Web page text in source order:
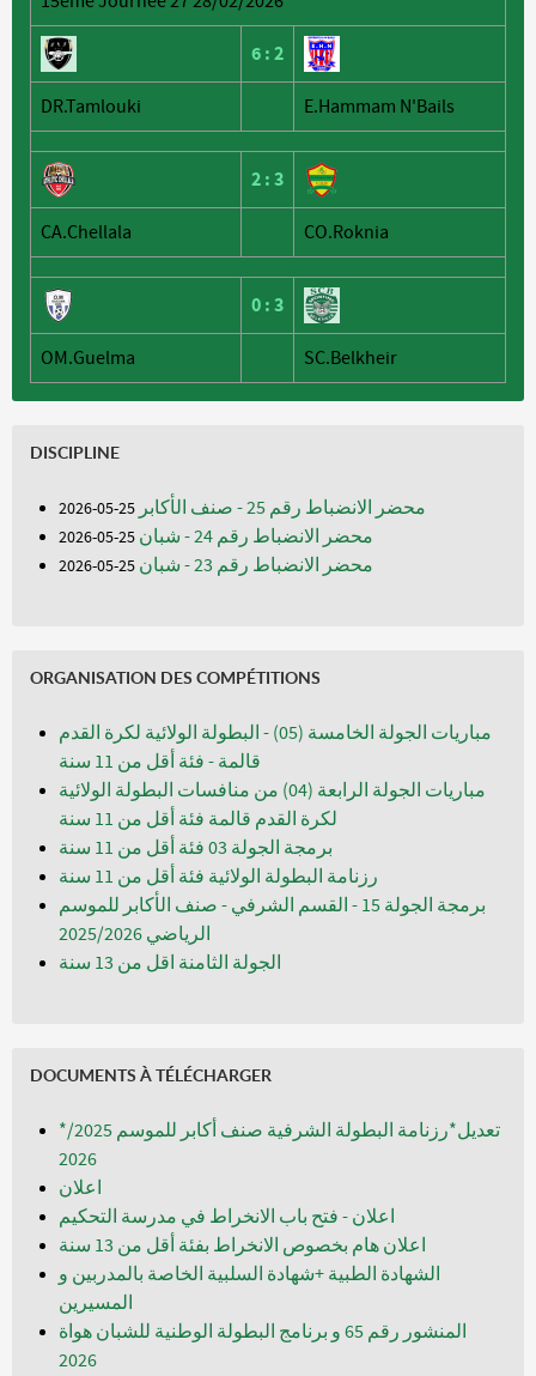
6 : 2
DR.Tamlouki E.Hammam N'Bails
2 : 3
CA.Chellala CO.Roknia
0 : 3
OM.Guelma SC.Belkheir
DISCIPLINE
محضر الانضباط رقم 25 - صنف الأكابر 25-05-2026
محضر الانضباط رقم 24 - شبان 25-05-2026
محضر الانضباط رقم 23 - شبان 25-05-2026
ORGANISATION DES COMPÉTITIONS
مباريات الجولة الخامسة (05) - البطولة الولائية لكرة القدم
قالمة - فئة أقل من 11 سنة
مباريات الجولة الرابعة (04) من منافسات البطولة الولائية
لكرة القدم قالمة فئة أقل من 11 سنة
برمجة الجولة 03 فئة أقل من 11 سنة
رزنامة البطولة الولائية فئة أقل من 11 سنة
برمجة الجولة 15 - القسم الشرفي - صنف الأكابر للموسم
الرياضي 2025/2026
الجولة الثامنة اقل من 13 سنة
DOCUMENTS À TÉLÉCHARGER
*تعديل*رزنامة البطولة الشرفية صنف أكابر للموسم 2025/
2026
اعلان
اعلان - فتح باب الانخراط في مدرسة التحكيم
اعلان هام بخصوص الانخراط بفئة أقل من 13 سنة
الشهادة الطبية +شهادة السلبية الخاصة بالمدربين و
المسيرين
المنشور رقم 65 و برنامج البطولة الوطنية للشبان هواة